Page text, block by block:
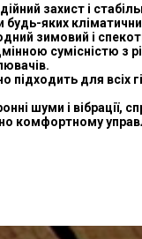
захист і
будь-яких
зимовий і
сумісністю з
підходить для всіх
шуми і вібрації,
комфортному